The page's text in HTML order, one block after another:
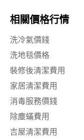
相關價格行情
洗冷氣價錢
洗地毯價格
裝修後清潔費用
家居清潔費用
消毒服務價錢
除塵蟎費用
吉屋清潔費用